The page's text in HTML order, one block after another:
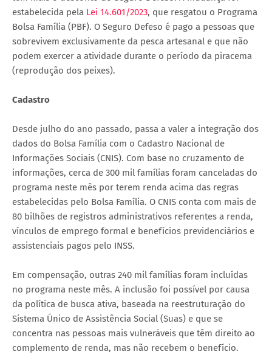
estabelecida pela Lei 14.601/2023, que resgatou o Programa
Bolsa Família (PBF). O Seguro Defeso é pago a pessoas que
sobrevivem exclusivamente da pesca artesanal e que não
podem exercer a atividade durante o período da piracema
(reprodução dos peixes).
Cadastro
Desde julho do ano passado, passa a valer a integração dos
dados do Bolsa Família com o Cadastro Nacional de
Informações Sociais (CNIS). Com base no cruzamento de
informações, cerca de 300 mil famílias foram canceladas do
programa neste mês por terem renda acima das regras
estabelecidas pelo Bolsa Família. O CNIS conta com mais de
80 bilhões de registros administrativos referentes a renda,
vínculos de emprego formal e benefícios previdenciários e
assistenciais pagos pelo INSS.
Em compensação, outras 240 mil famílias foram incluídas
no programa neste mês. A inclusão foi possível por causa
da política de busca ativa, baseada na reestruturação do
Sistema Único de Assistência Social (Suas) e que se
concentra nas pessoas mais vulneráveis que têm direito ao
complemento de renda, mas não recebem o benefício.